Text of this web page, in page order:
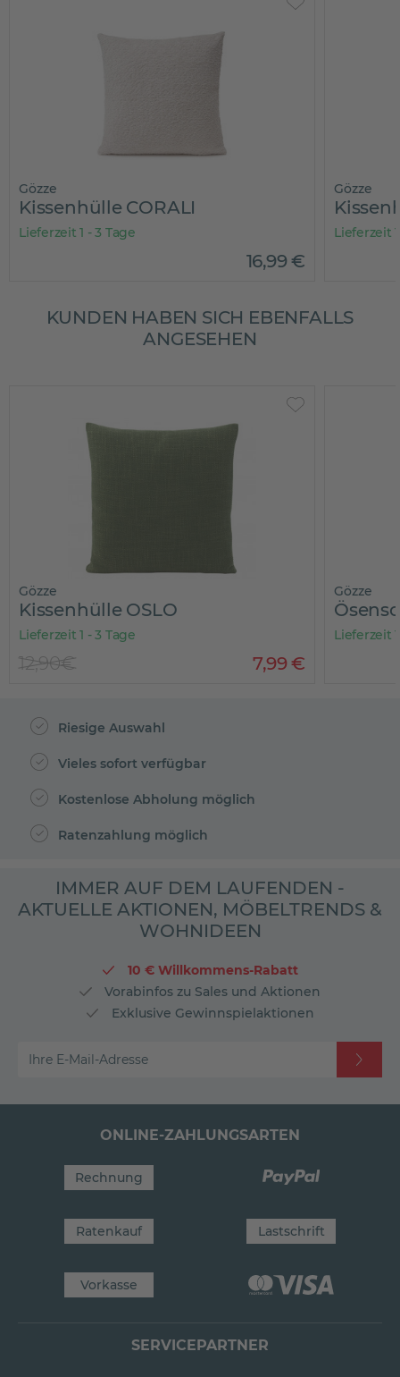
Gözze
Kissenhülle CORALI
Lieferzeit 1 - 3 Tage
16,99€
Gözze
Lieferzeit
KUNDEN HABEN SICH EBENFALLS
ANGESEHEN
Gözze
Kissenhülle OSLO
Lieferzeit 1 - 3 Tage
7,99€
12,90€
Gözze
Lieferzeit
Riesige Auswahl
Vieles sofort verfügbar
Kostenlose Abholung möglich
Ratenzahlung möglich
IMMER AUF DEM LAUFENDEN -
AKTUELLE AKTIONEN, MÖBELTRENDS &
WOHNIDEEN
10 € Willkommens-Rabatt
Vorabinfos zu Sales und Aktionen
Exklusive Gewinnspielaktionen
Ihre E-Mail-Adresse
ONLINE-ZAHLUNGSARTEN
Rechnung
Ratenkauf Lastschrift
Vorkasse
SERVICEPARTNER